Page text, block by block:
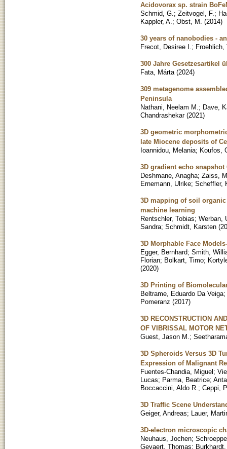
Acidovorax sp. strain
Schmid, G. ; Zeitvogel, F. ;
Kappler, A. ; Obst, M. (2014)
30 years of nanobodies -
Frecot, Desiree I. ; Froehlich,
300 Jahre Gesetzesartikel
Fata, Márta (2024)
309 metagenome
Peninsula
Nathani, Neelam M. ; Dave,
Chandrashekar (2021)
3D geometric
late Miocene deposits of
Ioannidou, Melania; Koufos,
3D gradient echo
Deshmane, Anagha; Zaiss,
Ernemann, Ulrike; Scheffler,
3D mapping of soil
machine learning
Rentschler, Tobias; Werban,
Sandra; Schmidt, Karsten (
3D Morphable Face
Egger, Bernhard; Smith,
Florian; Bolkart, Timo;
(2020)
3D Printing of
Beltrame, Eduardo Da Veiga;
Pomeranz (2017)
3D RECONSTRUCTION
OF VIBRISSAL MOTOR
Guest, Jason M. ;
3D Spheroids Versus 3D
Expression of Malignant
Fuentes-Chandia, Miguel;
Lucas; Parma, Beatrice;
Boccaccini, Aldo R. ; Ceppi,
3D Traffic Scene
Geiger, Andreas; Lauer,
3D-electron microscopic
Neuhaus, Jochen;
Gevaert, Thomas;